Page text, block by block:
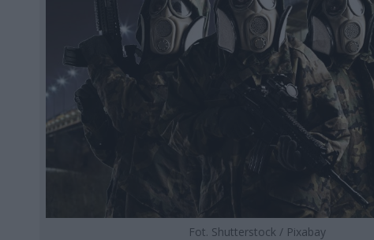
Fot. Shutterstock / Pixabay